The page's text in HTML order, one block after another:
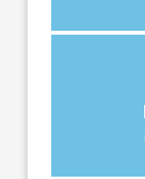
System